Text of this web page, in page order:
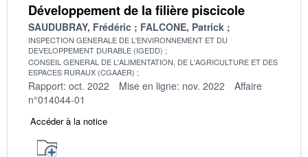
Développement de la filière piscicole
SAUDUBRAY, Frédéric FALCONE, Patrick
INSPECTION GENERALE DE L'ENVIRONNEMENT ET DU
DEVELOPPEMENT DURABLE (IGEDD)
CONSEIL GENERAL DE L'ALIMENTATION, DE L'AGRICULTURE ET DES
ESPACES RURAUX (CGAAER)
Rapport: oct. 2022 Mise en ligne: nov. 2022
Affaire
n°014044-01
Accéder à la notice